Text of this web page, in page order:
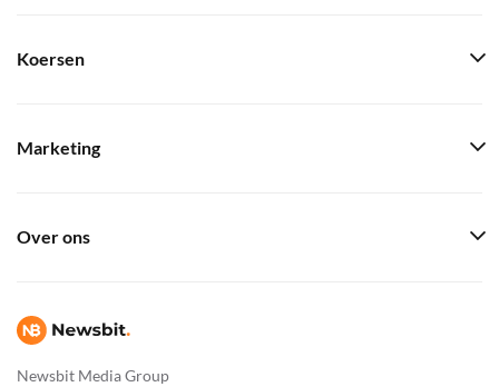
Newsbit Media Group
Koersen
Marketing
Over ons